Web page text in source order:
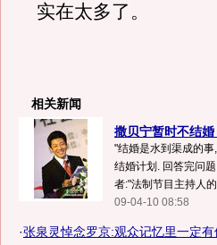
实在太多了。
相关新闻
撒贝宁暂时不结
"结婚是水到渠成的
结婚计划. 回答完问
者:"法制节目主持人
09-04-10 08:58
·张泉灵悼念罗京:观众记忆里一定